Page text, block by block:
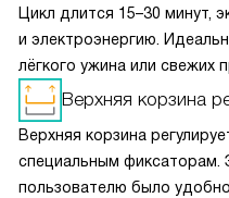
Цикл длится 15–30 минут,
и электроэнергию.
лёгкого ужина или свежих
интенсивное
температуре, но без
Не подходит для
посуды — выбирайте
Верхняя корзина
Верхняя корзина
специальным фиксаторам.
пользователю было